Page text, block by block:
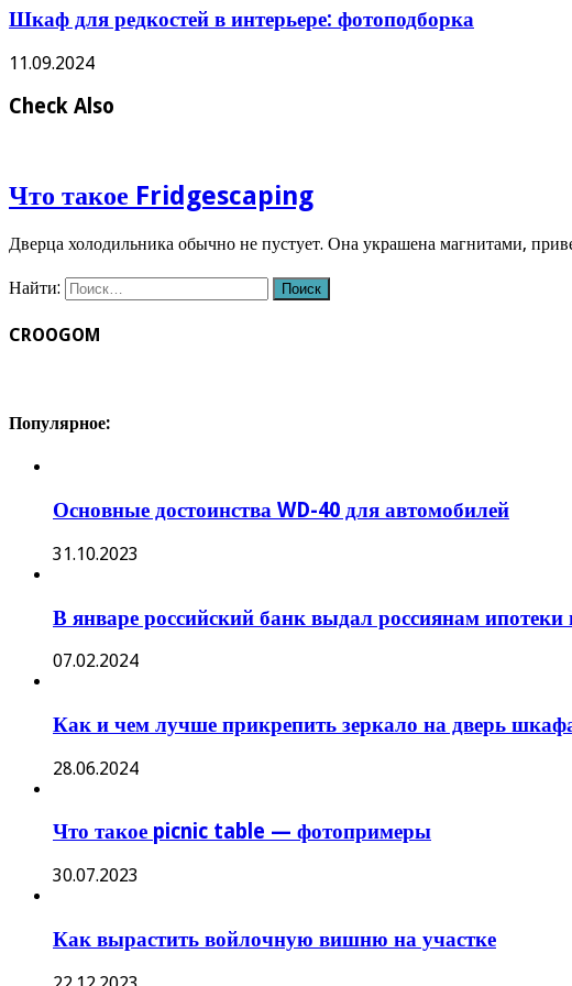
Шкаф для редкостей в интерьере: фотоподборка
11.09.2024
Check Also
Что такое Fridgescaping
Дверца холодильника обычно не пустует. Она украшена магнитами,
Найти:
CROOGOM
Популярное:
Основные достоинства WD-40 для автомобилей
31.10.2023
В январе российский банк выдал россиянам
07.02.2024
Как и чем лучше прикрепить зеркало на дверь
28.06.2024
Что такое picnic table — фотопримеры
30.07.2023
Как вырастить войлочную вишню на участке